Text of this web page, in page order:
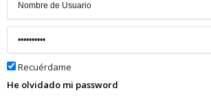
Recuérdame
He olvidado mi password